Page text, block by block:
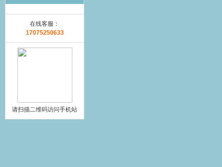
在线客服：
17075250633
请扫描二维码访问手机站